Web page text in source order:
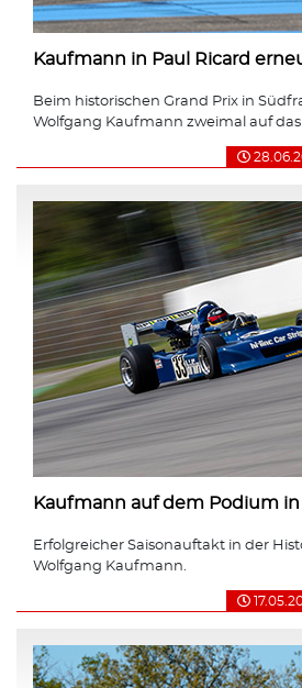
Kaufmann in Paul Ricard
Beim historischen Grand Prix in
Wolfgang Kaufmann zweimal auf das
Kaufmann auf dem Podium
Erfolgreicher Saisonauftakt in der
Wolfgang Kaufmann.